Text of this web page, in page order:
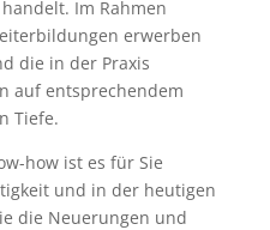
Im Rahmen
erwerben
die in der Praxis
auf entsprechendem
Tiefe.
how ist es für Sie
und in der heutigen
die Neuerungen und